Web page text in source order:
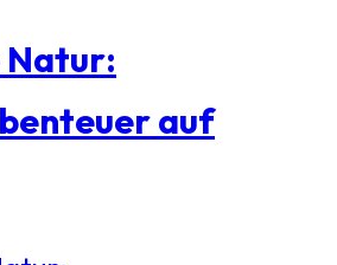
Natur:
auf